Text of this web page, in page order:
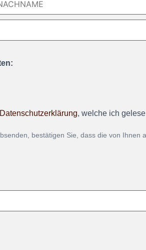
Datenschutzerklärung, welche ich
bestätigen Sie, dass die von Ihnen